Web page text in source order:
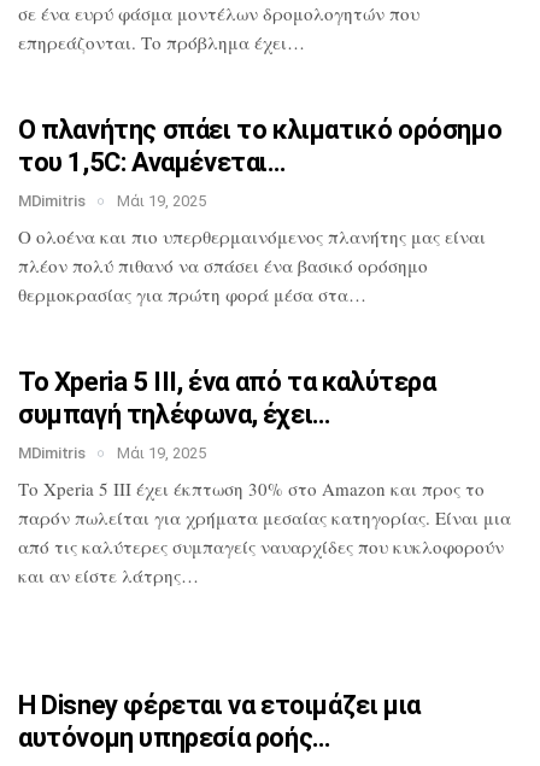
σε ένα ευρύ φάσμα μοντέλων δρομολογητών που
επηρεάζονται. Το πρόβλημα έχει…
Ο πλανήτης σπάει το κλιματικό ορόσημο
του 1,5C: Αναμένεται…
MDimitris Μάι 19, 2025
O ολοένα και πιο υπερθερμαινόμενος πλανήτης μας είναι
πλέον πολύ πιθανό να σπάσει ένα βασικό ορόσημο
θερμοκρασίας για πρώτη φορά μέσα στα…
Το Xperia 5 III, ένα από τα καλύτερα
συμπαγή τηλέφωνα, έχει…
MDimitris Μάι 19, 2025
Το Xperia 5 III έχει έκπτωση 30% στο Amazon και προς το
παρόν πωλείται για χρήματα μεσαίας κατηγορίας. Είναι μια
από τις καλύτερες συμπαγείς ναυαρχίδες που κυκλοφορούν
και αν είστε λάτρης…
Η Disney φέρεται να ετοιμάζει μια
αυτόνομη υπηρεσία ροής…